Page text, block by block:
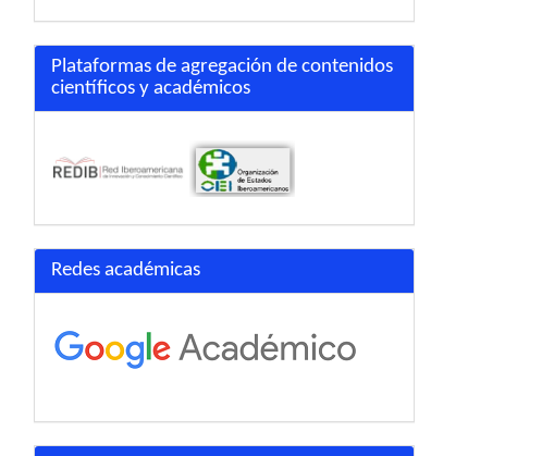
Plataformas de agregación de contenidos
científicos y académicos
Redes académicas